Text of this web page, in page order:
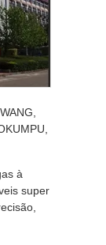
à
super